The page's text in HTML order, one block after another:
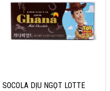
SOCOLA DỊU NGỌT LOTTE